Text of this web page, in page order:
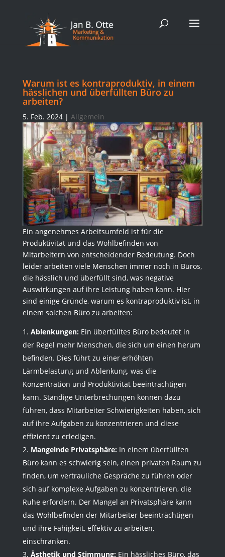
Warum ist es kontraproduktiv, in einem
hässlichen und überfüllten Büro zu
arbeiten?
5. Feb. 2024| Allgemein
Ein angenehmes Arbeitsumfeld ist für die
Produktivität und das Wohlbefinden von
Mitarbeitern von entscheidender Bedeutung. Doch
leider arbeiten viele Menschen immer noch in Büros,
die hässlich und überfüllt sind, was negative
Auswirkungen auf ihre Leistung haben kann. Hier
sind einige Gründe, warum es kontraproduktiv ist, in
einem solchen Büro zu arbeiten:
Ablenkungen: Ein überfülltes Büro bedeutet in
der Regel mehr Menschen, die sich um einen herum
befinden. Dies führt zu einer erhöhten
Lärmbelastung und Ablenkung, was die
Konzentration und Produktivität beeinträchtigen
kann. Ständige Unterbrechungen können dazu
führen, dass Mitarbeiter Schwierigkeiten haben, sich
auf ihre Aufgaben zu konzentrieren und diese
effizient zu erledigen.
Mangelnde Privatsphäre: In einem überfüllten
Büro kann es schwierig sein, einen privaten Raum zu
finden, um vertrauliche Gespräche zu führen oder
sich auf komplexe Aufgaben zu konzentrieren, die
Ruhe erfordern. Der Mangel an Privatsphäre kann
das Wohlbefinden der Mitarbeiter beeinträchtigen
und ihre Fähigkeit, effektiv zu arbeiten,
einschränken.
Ästhetik und Stimmung: Ein hässliches Büro, das